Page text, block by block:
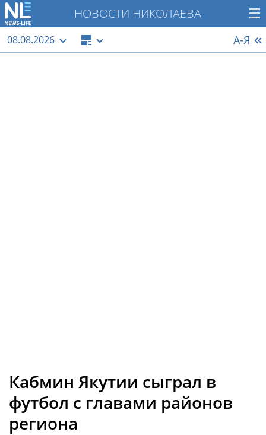
НОВОСТИ НИКОЛАЕВА
08.08.2026 А-Я
Кабмин Якутии сыграл в
футбол с главами районов
региона